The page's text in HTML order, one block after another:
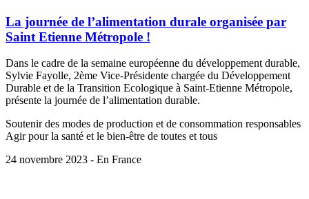
La journée de l’alimentation durale organisée par
Saint Etienne Métropole !
Dans le cadre de la semaine européenne du développement durable,
Sylvie Fayolle, 2ème Vice-Présidente chargée du Développement
Durable et de la Transition Ecologique à Saint-Etienne Métropole,
présente la journée de l’alimentation durable.
Soutenir des modes de production et de consommation responsables
Agir pour la santé et le bien-être de toutes et tous
24 novembre 2023 - En France